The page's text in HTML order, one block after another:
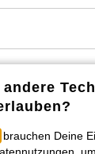
von bonprix auf
MwSt. und
brauchen Deine